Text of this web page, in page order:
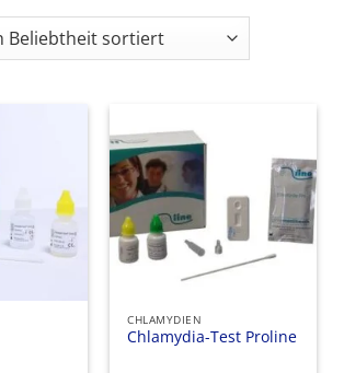
CHLAMYDIEN
Chlamydia-Test Proline